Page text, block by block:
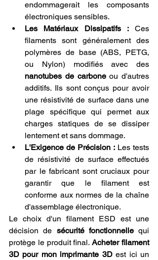
endommagerait les composants
électroniques sensibles.
Les Matériaux Dissipatifs : Ces
filaments sont généralement des
polymères de base (ABS, PETG,
nanotubes de carbone ou d'autres
additifs. Ils sont conçus pour avoir
une résistivité de surface dans une
plage spécifique qui permet aux
charges statiques de se dissiper
lentement et sans dommage.
L'Exigence de Précision : Les tests
de résistivité de surface effectués
par le fabricant sont cruciaux pour
garantir que le filament est
conforme aux normes de la chaîne
d'assemblage électronique.
Le choix d'un filament ESD est une
décision de sécurité fonctionnelle qui
protège le produit final. Acheter filament
3D pour mon imprimante 3D est ici un